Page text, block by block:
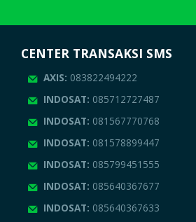
CENTER TRANSAKSI SMS
AXIS: 083822494222
INDOSAT: 085712727487
INDOSAT: 081567770768
INDOSAT: 081578899447
INDOSAT: 085799451555
INDOSAT: 085640367677
INDOSAT: 085640367633